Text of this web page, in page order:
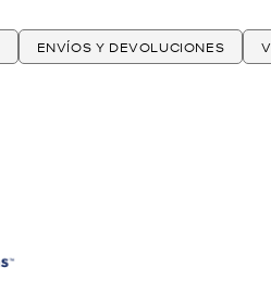
ENVÍOS Y DEVOLUCIONES